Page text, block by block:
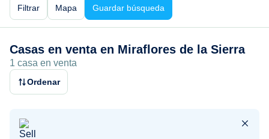
Filtrar Mapa Guardar búsqueda
Casas en venta en Miraflores de la Sierra
1 casa en venta
Ordenar